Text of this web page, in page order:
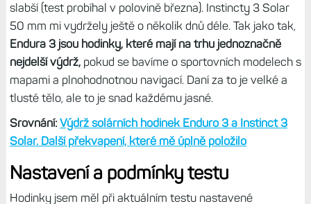
slabší (test probíhal v polovině března). Instincty 3 Solar
50 mm mi vydržely ještě o několik dnů déle. Tak jako tak,
Endura 3 jsou hodinky, které mají na trhu jednoznačně
nejdelší výdrž,pokud se bavíme o sportovních modelech s
mapami a plnohodnotnou navigací. Daní za to je velké a
tlusté tělo, ale to je snad každému jasné.
Srovnání: Výdrž solárních hodinek Enduro 3 a Instinct 3
Solar. Další překvapení, které mě úplně položilo
Nastavení a podmínky testu
Hodinky jsem měl při aktuálním testu nastavené